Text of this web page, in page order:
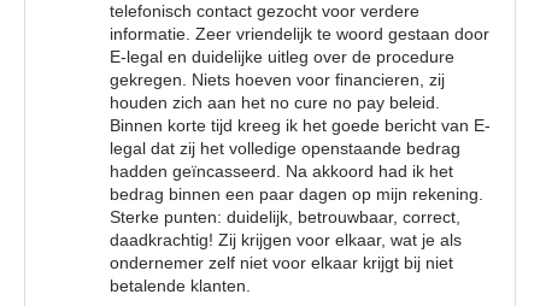
telefonisch contact gezocht voor verdere
informatie. Zeer vriendelijk te woord gestaan door
E-legal en duidelijke uitleg over de procedure
gekregen. Niets hoeven voor financieren, zij
houden zich aan het no cure no pay beleid.
Binnen korte tijd kreeg ik het goede bericht van E-
legal dat zij het volledige openstaande bedrag
hadden geïncasseerd. Na akkoord had ik het
bedrag binnen een paar dagen op mijn rekening.
Sterke punten: duidelijk, betrouwbaar, correct,
daadkrachtig! Zij krijgen voor elkaar, wat je als
ondernemer zelf niet voor elkaar krijgt bij niet
betalende klanten.